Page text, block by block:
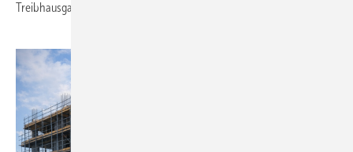
Treibhausgasemissionen systematisch zu